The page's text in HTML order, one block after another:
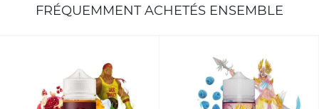
FRÉQUEMMENT ACHETÉS ENSEMBLE